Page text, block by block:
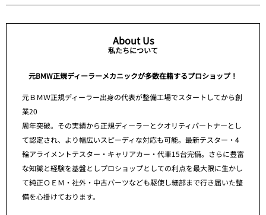
About Us
私たちについて
元BMW正規ディーラーメカニックが多数在籍するプロショップ！
元ＢＭＷ正規ディーラー出身の代表が整備工場でスタートしてから創
業20
周年突破。その実績から正規ディーラーとクオリティパートナーとし
て認定され、より幅広いスピーディな対応も可能。最新テスター・4
輪アライメントテスター・キャリアカー・代車15台完備。さらに豊富
な知識と経験を基盤としプロショップとしての利点を最大限に生かし
て純正ＯＥＭ・社外・中古パーツなども駆使し細部まで行き届いた整
備を心掛けております。